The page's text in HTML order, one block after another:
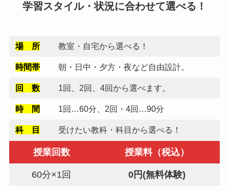
頑張れ受験生！
いよいよ夏休み！
夏期講習申込受付中‼
2025年4月23日
新学期のスタートは上手く切れたかな？
学習スタイル・状況に合わせて選べる！
場 所 教室・自宅から選べる！
時間帯 朝・日中・夕方・夜など自由設計。
回 数 1回、2回、4回から選べます。
時 間 1回…60分、2回・4回…90分
科 目 受けたい教科・科目から選べる！
授業回数 授業料（税込）
60分×1回 0円(無料体験)